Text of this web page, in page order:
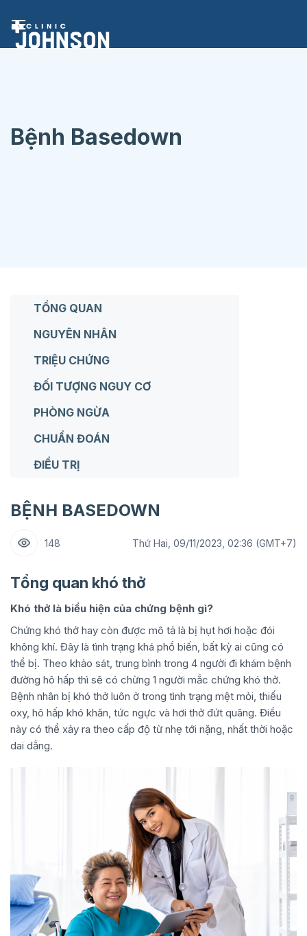
đến
Bệnh Basedown
TỔNG QUAN
NGUYÊN NHÂN
TRIỆU CHỨNG
ĐỐI TƯỢNG NGUY CƠ
PHÒNG NGỪA
CHUẨN ĐOÁN
ĐIỀU TRỊ
BỆNH BASEDOWN
148 Thứ Hai, 09/11/2023, 02:36 (GMT+7)
Tổng quan khó thở
Khó thở là biểu hiện của chứng bệnh gì?
Chứng khó thở hay còn được mô tả là bị hụt hơi hoặc đói
không khí. Đây là tình trạng khá phổ biến, bất kỳ ai cũng có
thể bị. Theo khảo sát, trung bình trong 4 người đi khám bệnh
đường hô hấp thì sẽ có chừng 1 người mắc chứng khó thở.
Bệnh nhân bị khó thở luôn ở trong tình trạng mệt mỏi, thiếu
oxy, hô hấp khó khăn, tức ngực và hơi thở đứt quãng. Điều
này có thể xảy ra theo cấp độ từ nhẹ tới nặng, nhất thời hoặc
dai dẳng.